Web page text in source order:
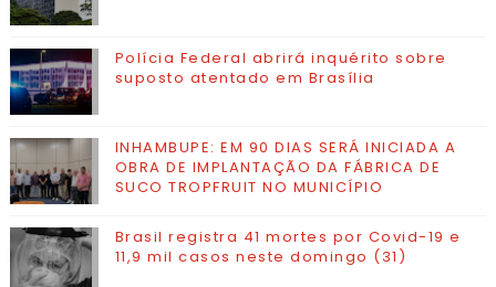
Polícia Federal abrirá inquérito sobre
suposto atentado em Brasília
INHAMBUPE: EM 90 DIAS SERÁ INICIADA A
OBRA DE IMPLANTAÇÃO DA FÁBRICA DE
SUCO TROPFRUIT NO MUNICÍPIO
Brasil registra 41 mortes por Covid-19 e
11,9 mil casos neste domingo (31)